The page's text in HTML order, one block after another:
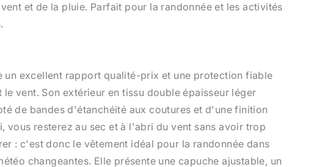
et de la pluie. Parfait pour la randonnée et les activités
un excellent rapport qualité-prix et une protection fiable
le vent. Son extérieur en tissu double épaisseur léger
de bandes d'étanchéité aux coutures et d'une finition
vous resterez au sec et à l'abri du vent sans avoir trop
: c'est donc le vêtement idéal pour la randonnée dans
changeantes. Elle présente une capuche ajustable, un